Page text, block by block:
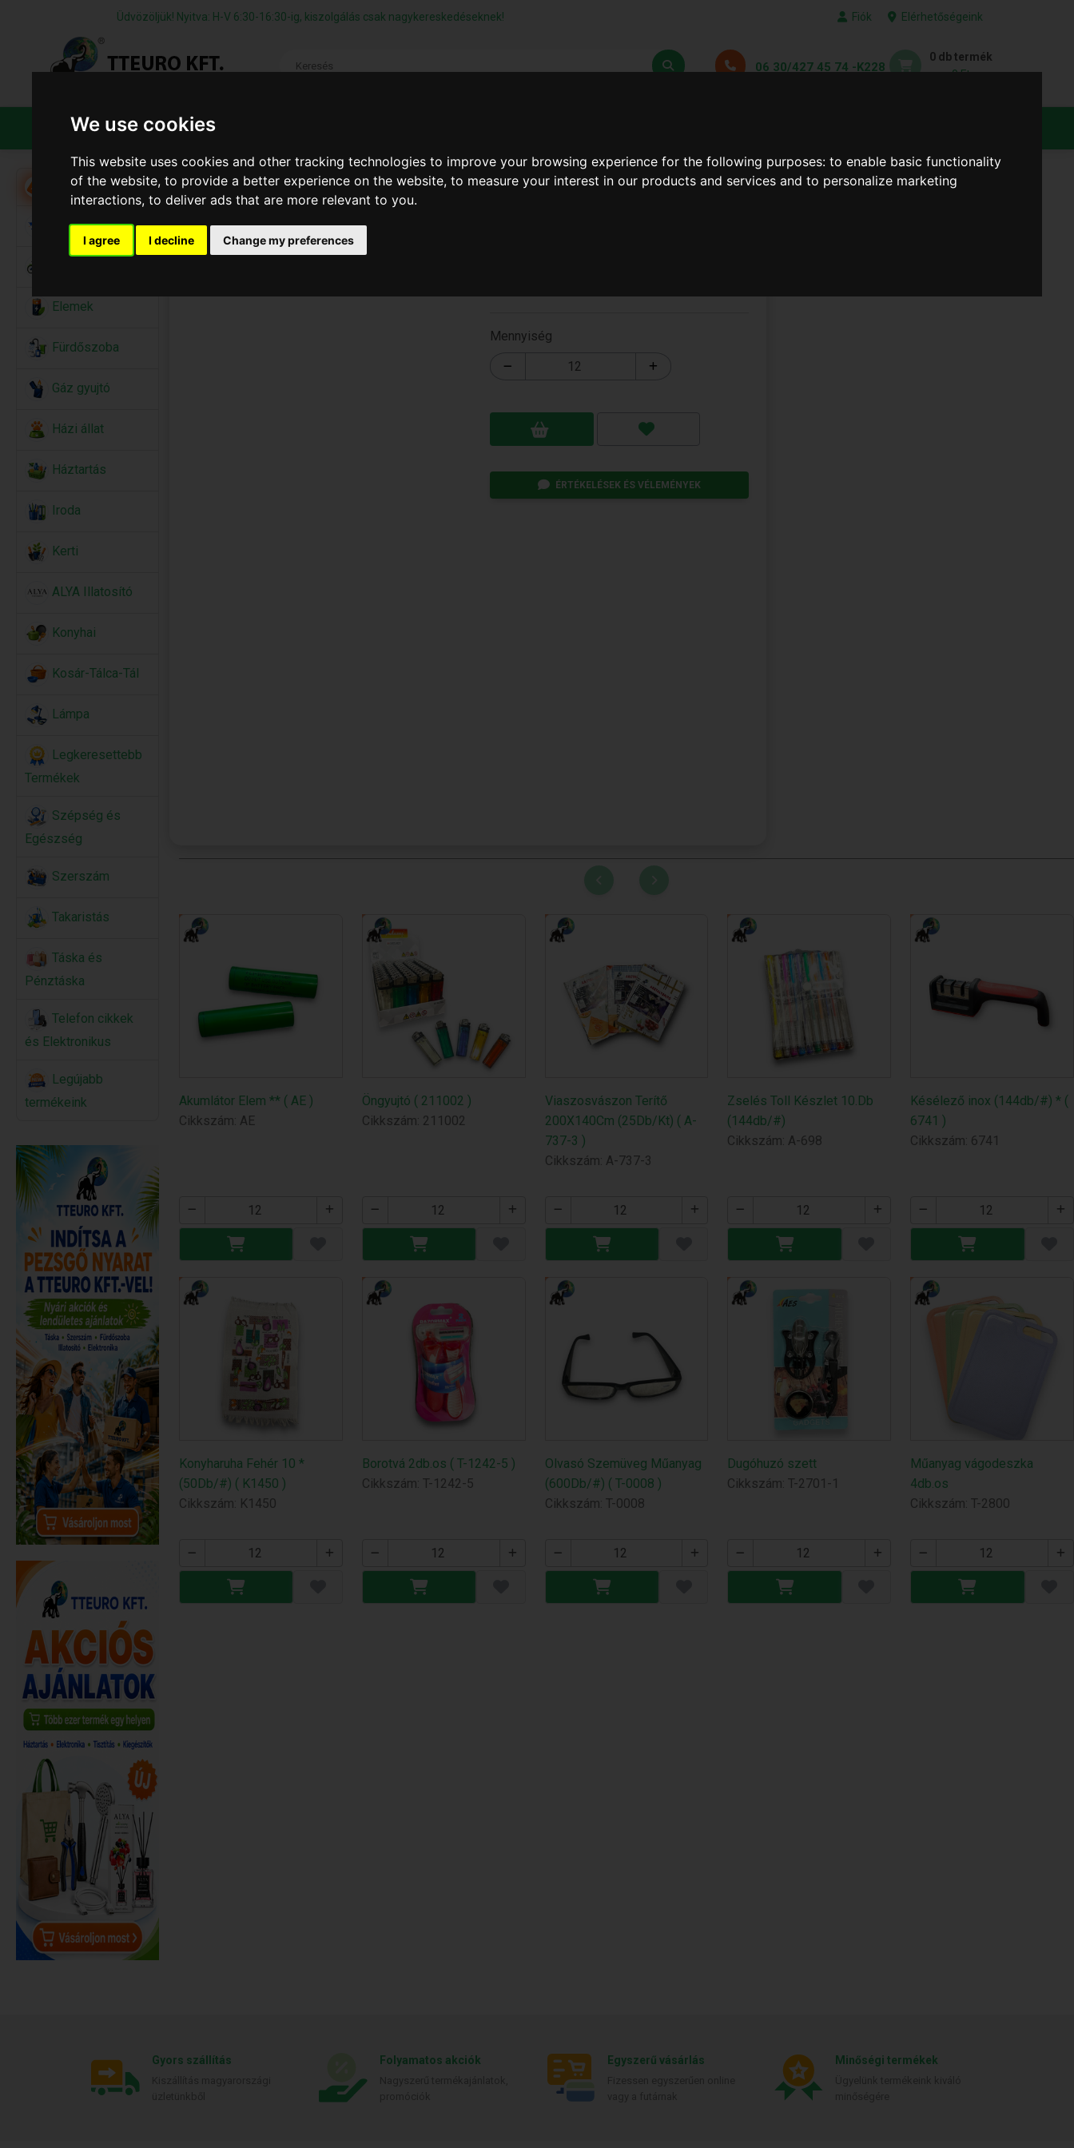
We use cookies
This website uses cookies and other tracking technologies to improve your browsing experience for the following purposes:to enable basic functionality
of the website,to provide a better experience on the website,to measure your interest in our products and services and to personalize marketing
interactions,to deliver ads that are more relevant to you.
I agree I decline Change my preferences
Üdvözöljük! Nyitva: H-V 6:30-16:30-ig, kiszolgálás csak nagykereskedéseknek! Fiók Elérhetőségeink
06 30/427 45 74 -K228
0 db termék
0 Ft
TERMÉKEK
Akció
Alkalmi Kellékek
Elemek
Fürdőszoba
Gáz gyujtó
Házi állat
Háztartás
Iroda
Kerti
ALYA Illatosító
Konyhai
Kosár-Tálca-Tál
Lámpa
Legkeresettebb
Termékek
Szépség és
Egészség
Szerszám
Takaristás
Táska és
Pénztáska
Telefon cikkek
és Elektronikus
Legújabb
termékeink
Mennyiség
ÉRTÉKELÉSEK ÉS VÉLEMÉNYEK
Akumlátor Elem ** ( AE )
Cikkszám: AE
Öngyujtó ( 211002 )
Cikkszám: 211002
Viaszosvászon Terítő
200X140Cm (25Db/Kt) ( A-
737-3 )
Cikkszám: A-737-3
Zselés Toll Készlet 10.Db
(144db/#)
Cikkszám: A-698
Késélező inox (144db/#) * (
6741 )
Cikkszám: 6741
Konyharuha Fehér 10 *
(50Db/#) ( K1450 )
Cikkszám: K1450
Borotvá 2db.os ( T-1242-5 )
Cikkszám: T-1242-5
Olvasó Szemüveg Műanyag
(600Db/#) ( T-0008 )
Cikkszám: T-0008
Dugóhuzó szett
Cikkszám: T-2701-1
Műanyag vágodeszka
4db.os
Cikkszám: T-2800
Gyors szállítás Folyamatos akciók Egyszerű vásárlás Minőségi termékek